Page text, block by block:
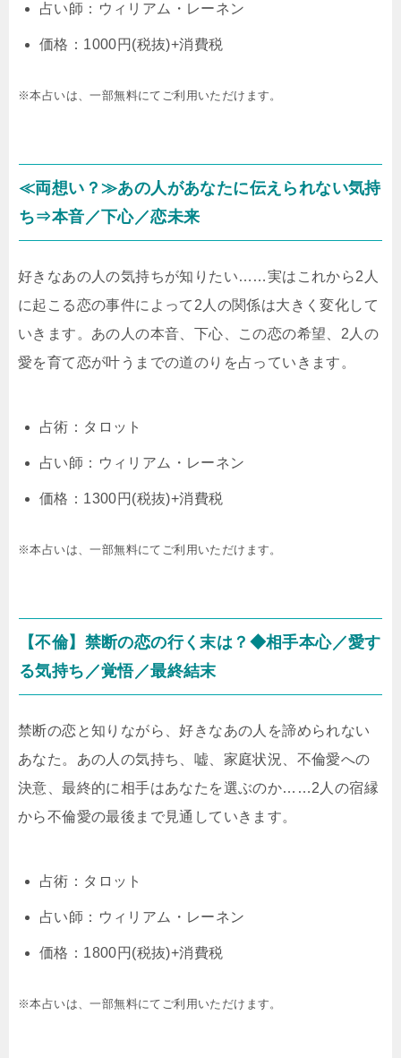
占い師：ウィリアム・レーネン
価格：1000円(税抜)+消費税
※本占いは、一部無料にてご利用いただけます。
≪両想い？≫あの人があなたに伝えられない気持
ち⇒本音／下心／恋未来
好きなあの人の気持ちが知りたい……実はこれから2人
に起こる恋の事件によって2人の関係は大きく変化して
いきます。あの人の本音、下心、この恋の希望、2人の
愛を育て恋が叶うまでの道のりを占っていきます。
占術：タロット
占い師：ウィリアム・レーネン
価格：1300円(税抜)+消費税
※本占いは、一部無料にてご利用いただけます。
【不倫】禁断の恋の行く末は？◆相手本心／愛す
る気持ち／覚悟／最終結末
禁断の恋と知りながら、好きなあの人を諦められない
あなた。あの人の気持ち、嘘、家庭状況、不倫愛への
決意、最終的に相手はあなたを選ぶのか……2人の宿縁
から不倫愛の最後まで見通していきます。
占術：タロット
占い師：ウィリアム・レーネン
価格：1800円(税抜)+消費税
※本占いは、一部無料にてご利用いただけます。